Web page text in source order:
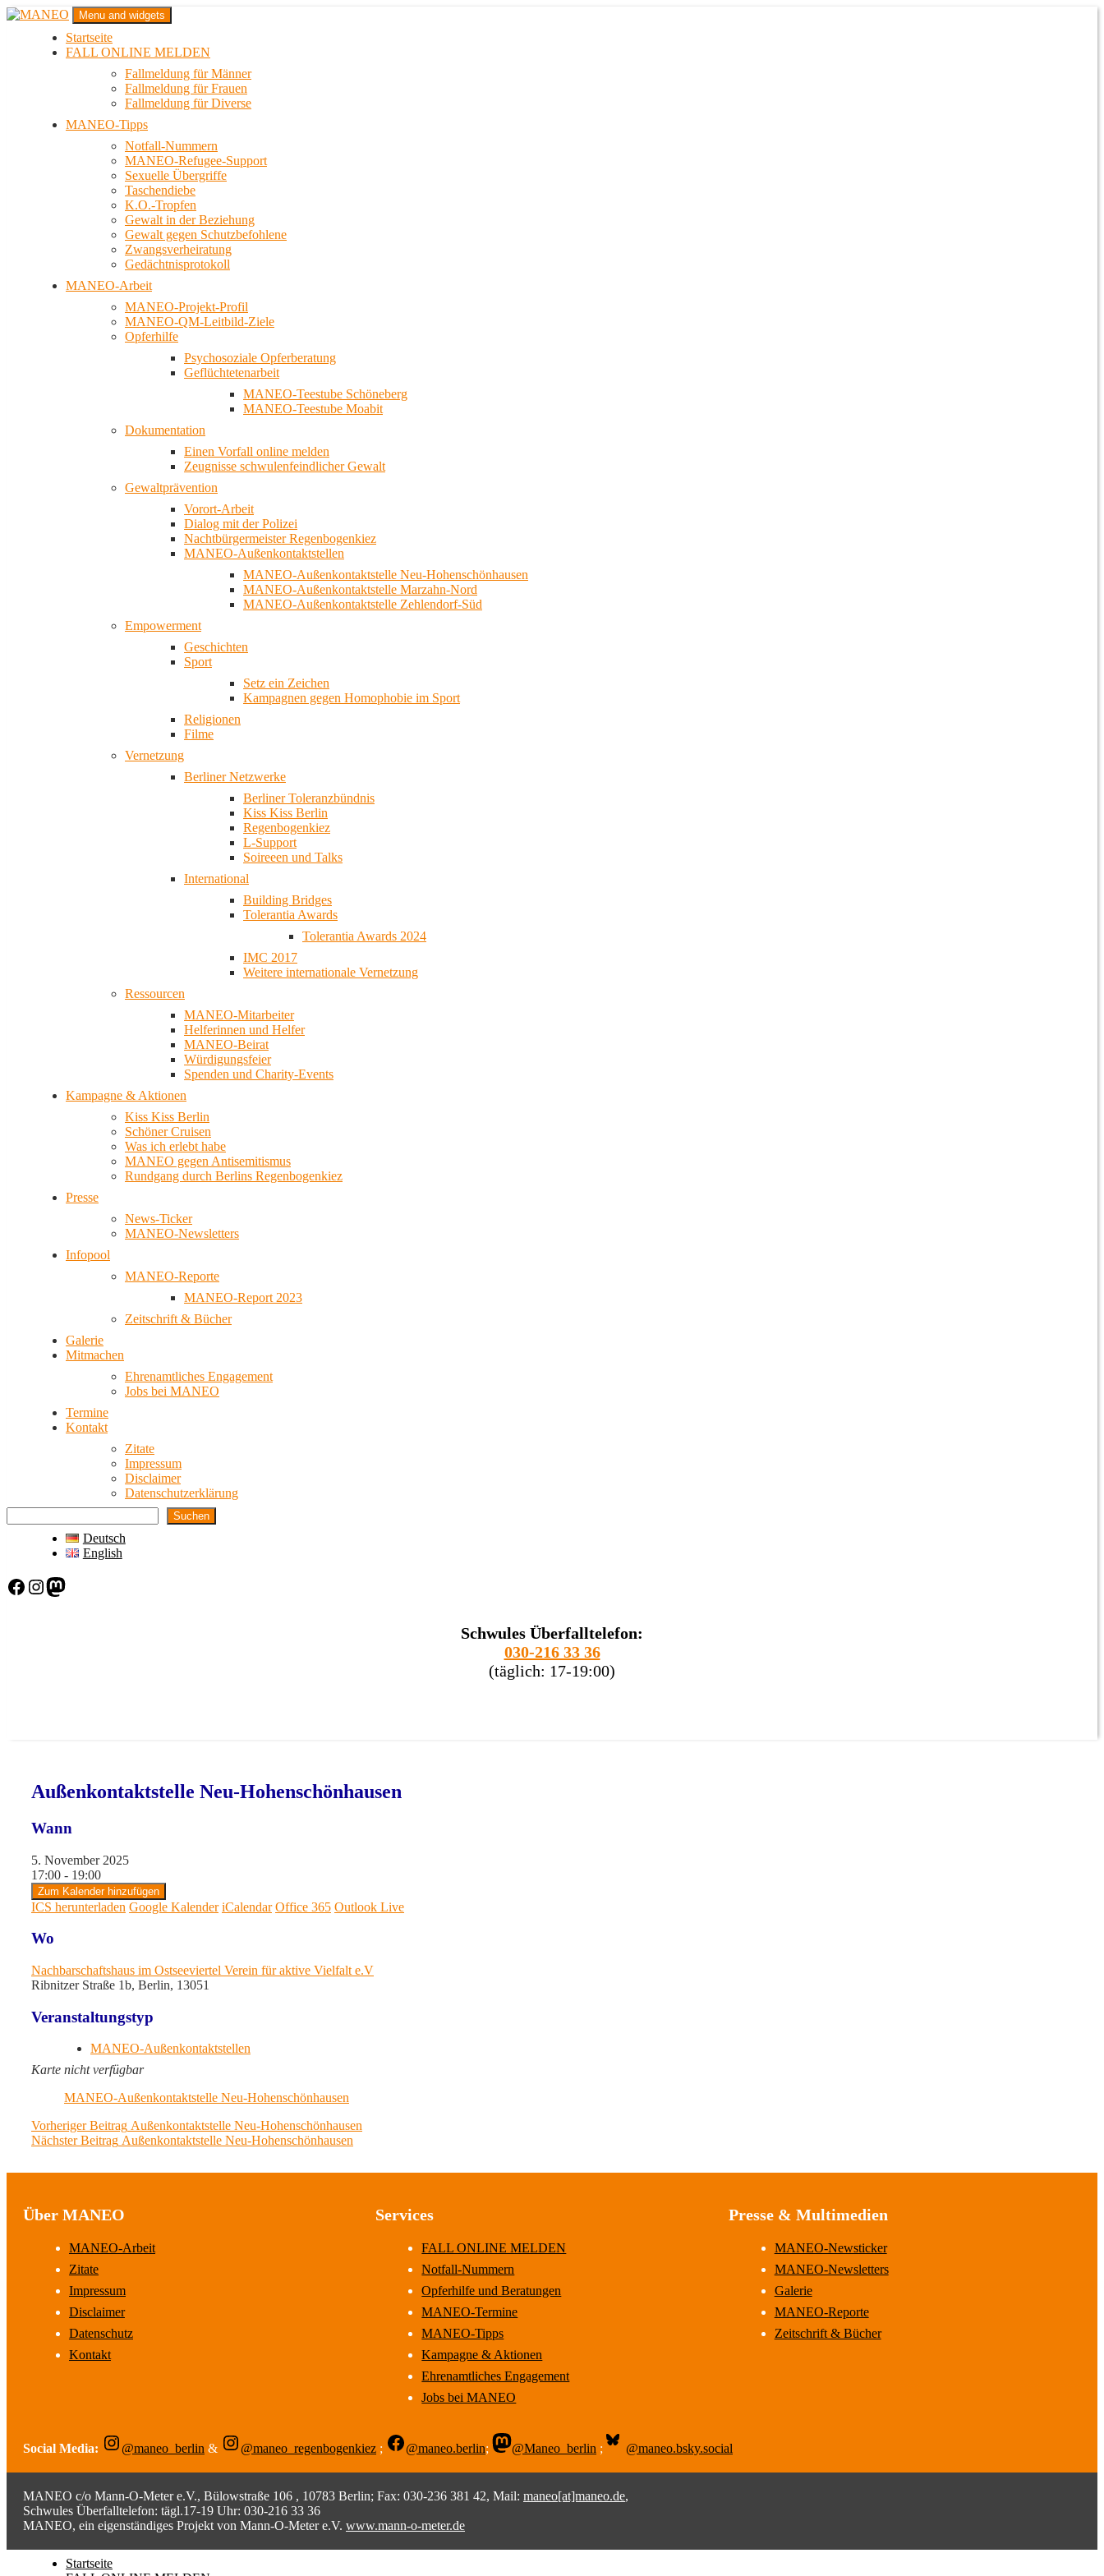
Zum
MANEO
Das schwule Anti-Gewalt-Projekt in Berlin
Menu and widgets
Startseite
FALL ONLINE MELDEN
Fallmeldung für Männer
Fallmeldung für Frauen
Fallmeldung für Diverse
MANEO-Tipps
Notfall-Nummern
MANEO-Refugee-Support
Sexuelle Übergriffe
Taschendiebe
K.O.-Tropfen
Gewalt in der Beziehung
Gewalt gegen Schutzbefohlene
Zwangsverheiratung
Gedächtnisprotokoll
MANEO-Arbeit
MANEO-Projekt-Profil
MANEO-QM-Leitbild-Ziele
Opferhilfe
Psychosoziale Opferberatung
Geflüchtetenarbeit
MANEO-Teestube Schöneberg
MANEO-Teestube Moabit
Dokumentation
Einen Vorfall online melden
Zeugnisse schwulenfeindlicher Gewalt
Gewaltprävention
Vorort-Arbeit
Dialog mit der Polizei
Nachtbürgermeister Regenbogenkiez
MANEO-Außenkontaktstellen
MANEO-Außenkontaktstelle Neu-Hohenschönhausen
MANEO-Außenkontaktstelle Marzahn-Nord
MANEO-Außenkontaktstelle Zehlendorf-Süd
Empowerment
Geschichten
Sport
Setz ein Zeichen
Kampagnen gegen Homophobie im Sport
Religionen
Filme
Vernetzung
Berliner Netzwerke
Berliner Toleranzbündnis
Kiss Kiss Berlin
Regenbogenkiez
L-Support
Soireeen und Talks
International
Building Bridges
Tolerantia Awards
Tolerantia Awards 2024
IMC 2017
Weitere internationale Vernetzung
Ressourcen
MANEO-Mitarbeiter
Helferinnen und Helfer
MANEO-Beirat
Würdigungsfeier
Spenden und Charity-Events
Kampagne & Aktionen
Kiss Kiss Berlin
Schöner Cruisen
Was ich erlebt habe
MANEO gegen Antisemitismus
Rundgang durch Berlins Regenbogenkiez
Presse
News-Ticker
MANEO-Newsletters
Infopool
MANEO-Reporte
MANEO-Report 2023
Zeitschrift & Bücher
Galerie
Mitmachen
Ehrenamtliches Engagement
Jobs bei MANEO
Termine
Kontakt
Zitate
Impressum
Disclaimer
Datenschutzerklärung
Suchen
Deutsch
English
Facebook Instagram Mastodon
Schwules Überfalltelefon:
030-216 33 36
(täglich: 17-19:00)
Außenkontaktstelle Neu-Hohenschönhausen
Wann
5. November 2025
17:00 - 19:00
Zum Kalender hinzufügen
ICS herunterladen Google Kalender iCalendar Office 365 Outlook Live
Wo
Nachbarschaftshaus im Ostseeviertel Verein für aktive Vielfalt e.V
Ribnitzer Straße 1b, Berlin, 13051
Veranstaltungstyp
MANEO-Außenkontaktstellen
Karte nicht verfügbar
MANEO-Außenkontaktstelle Neu-Hohenschönhausen
Beitragsnavigation
Vorheriger Beitrag Previous
post:
Außenkontaktstelle Neu-Hohenschönhausen
Nächster Beitrag Next
Außenkontaktstelle Neu-Hohenschönhausen
Über MANEO
MANEO-Arbeit
Zitate
Impressum
Disclaimer
Datenschutz
Kontakt
Services
FALL ONLINE MELDEN
Notfall-Nummern
Opferhilfe und Beratungen
MANEO-Termine
MANEO-Tipps
Kampagne & Aktionen
Ehrenamtliches Engagement
Jobs bei MANEO
Presse & Multimedien
MANEO-Newsticker
MANEO-Newsletters
Galerie
MANEO-Reporte
Zeitschrift & Bücher
Social Media: @maneo_berlin & @maneo_regenbogenkiez ; @maneo.berlin; @Maneo_berlin ; @maneo.bsky.social
MANEO c/o Mann-O-Meter e.V., Bülowstraße 106 , 10783 Berlin; Fax: 030-236 381 42, Mail: maneo[at]maneo.de,
Schwules Überfalltelefon: tägl.17-19 Uhr: 030-216 33 36
MANEO, ein eigenständiges Projekt von Mann-O-Meter e.V. www.mann-o-meter.de
Startseite